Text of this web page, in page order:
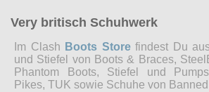
Very britisch Schuhwerk
Im Clash Boots Storefindest Du
und Stiefel von Boots & Braces,
Phantom Boots, Stiefel und
Pikes, TUK sowie Schuhe von